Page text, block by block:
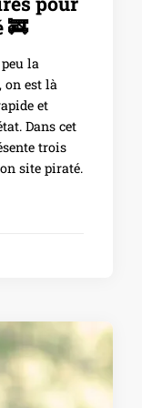
🚒
la
on est là
et
Dans cet
trois
site piraté.